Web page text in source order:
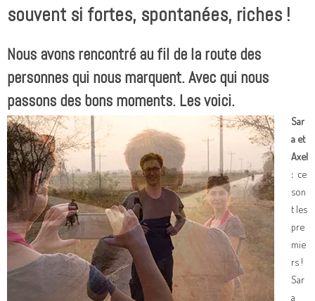
souvent si fortes, spontanées, riches !
Nous avons rencontré au fil de la route des
personnes qui nous marquent. Avec qui nous
passons des bons moments. Les voici.
Sar
a et
Axel
: ce
son
t les
pre
mie
rs !
Sar
a